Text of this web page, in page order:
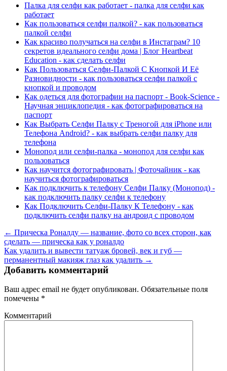
Палка для селфи как работает - палка для селфи как
работает
Как пользоваться селфи палкой? - как пользоваться
палкой селфи
Как красиво получаться на селфи в Инстаграм? 10
секретов идеального селфи дома | Блог Heartbeat
Education - как сделать селфи
Как Пользоваться Селфи-Палкой С Кнопкой И Её
Разновидности - как пользоваться селфи палкой с
кнопкой и проводом
Как одеться для фотографии на паспорт - Book-Science -
Научная энциклопедия - как фотографироваться на
паспорт
Как Выбрать Селфи Палку с Треногой для iPhone или
Телефона Android? - как выбрать селфи палку для
телефона
Монопод или селфи-палка - монопод для селфи как
пользоваться
Как научится фотографировать | Фоточайник - как
научиться фотографироваться
Как подключить к телефону Селфи Палку (Монопод) -
как подключить палку селфи к телефону
Как Подключить Селфи-Палку К Телефону - как
подключить селфи палку на андроид с проводом
← Прическа Роналду — название, фото со всех сторон, как
сделать — прическа как у роналдо
Как удалить и вывести татуаж бровей, век и губ —
перманентный макияж глаз как удалить →
Добавить комментарий
Ваш адрес email не будет опубликован. Обязательные поля
помечены *
Комментарий